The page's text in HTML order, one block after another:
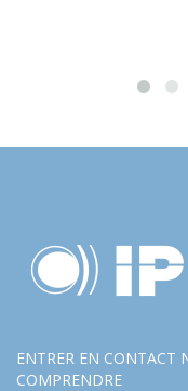
ENTRER EN CONTACT
COMPRENDRE